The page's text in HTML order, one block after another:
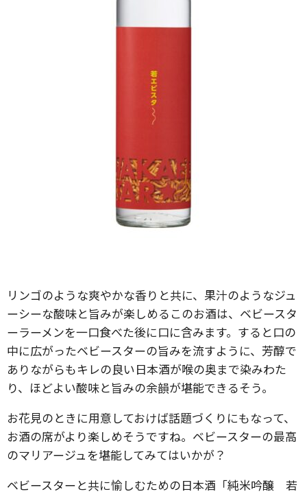
リンゴのような爽やかな香りと共に、果汁のようなジュ
ーシーな酸味と旨みが楽しめるこのお酒は、ベビースタ
ーラーメンを一口食べた後に口に含みます。すると口の
中に広がったベビースターの旨みを流すように、芳醇で
ありながらもキレの良い日本酒が喉の奥まで染みわた
り、ほどよい酸味と旨みの余韻が堪能できるそう。
お花見のときに用意しておけば話題づくりにもなって、
お酒の席がより楽しめそうですね。ベビースターの最高
のマリアージュを堪能してみてはいかが？
ベビースターと共に愉しむための日本酒「純米吟醸 若